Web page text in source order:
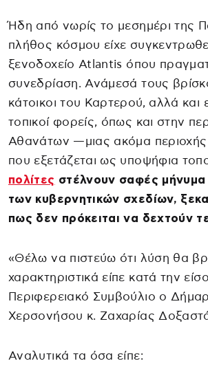
Ήδη από νωρίς το μεσημέρι της
πλήθος κόσμου είχε
ξενοδοχείο Atlantis όπου
συνεδρίαση. Ανάμεσά τους
κάτοικοι του Καρτερού, αλλά και
τοπικοί φορείς, όπως και στην
Αθανάτων —μιας ακόμα
που εξετάζεται ως υποψήφια
πολίτες στέλνουν σαφές
των κυβερνητικών σχεδίων,
πως δεν πρόκειται να δεχτούν
«Θέλω να πιστεύω ότι λύση θα
χαρακτηριστικά είπε κατά την
Περιφερειακό Συμβούλιο ο
Χερσονήσου κ. Ζαχαρίας
Αναλυτικά τα όσα είπε: